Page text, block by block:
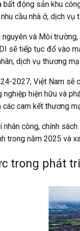
bất động sản khu
cầu nhà ở, dịch
nguyên và Môi
sẽ tiếp tục đổ vào
dịch vụ thương
2027, Việt Nam sẽ
nghiệp hiện hữu và
các cam kết thương
nhân công, chính
trong năm 2025 và
trong phát